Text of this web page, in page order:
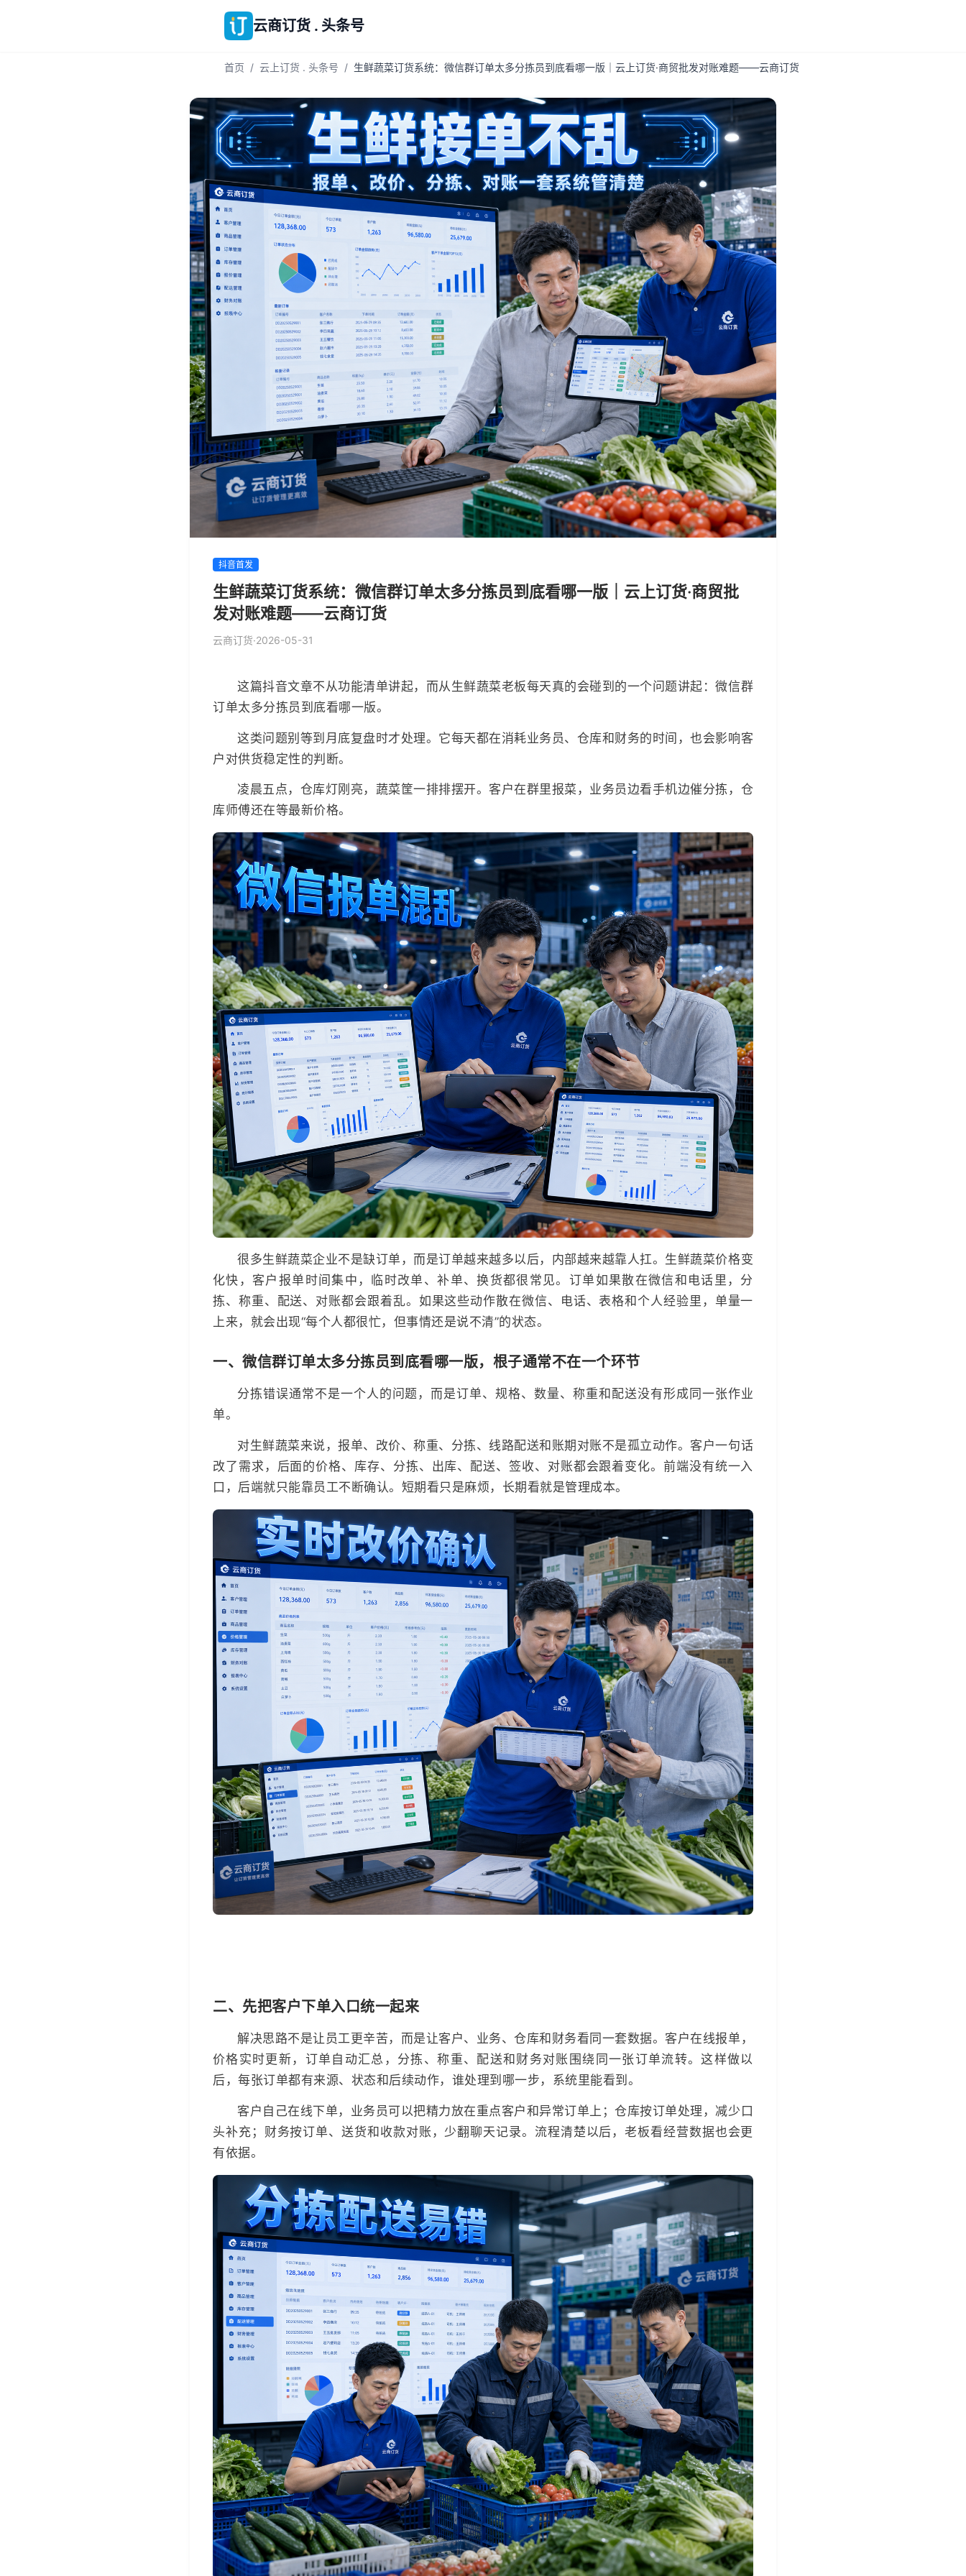
云商订货 . 头条号
首页 / 云上订货 . 头条号 / 生鲜蔬菜订货系统：微信群订单太多分拣员到底看哪一版｜云上订货·商贸批发对账难题——云商订货
抖音首发
生鲜蔬菜订货系统：微信群订单太多分拣员到底看哪一版｜云上订货·商贸批
发对账难题——云商订货
云商订货·2026-05-31
这篇抖音文章不从功能清单讲起，而从生鲜蔬菜老板每天真的会碰到的一个问题讲起：微信群
订单太多分拣员到底看哪一版。
这类问题别等到月底复盘时才处理。它每天都在消耗业务员、仓库和财务的时间，也会影响客
户对供货稳定性的判断。
凌晨五点，仓库灯刚亮，蔬菜筐一排排摆开。客户在群里报菜，业务员边看手机边催分拣，仓
库师傅还在等最新价格。
很多生鲜蔬菜企业不是缺订单，而是订单越来越多以后，内部越来越靠人扛。生鲜蔬菜价格变
化快，客户报单时间集中，临时改单、补单、换货都很常见。订单如果散在微信和电话里，分
拣、称重、配送、对账都会跟着乱。如果这些动作散在微信、电话、表格和个人经验里，单量一
上来，就会出现“每个人都很忙，但事情还是说不清”的状态。
一、微信群订单太多分拣员到底看哪一版，根子通常不在一个环节
分拣错误通常不是一个人的问题，而是订单、规格、数量、称重和配送没有形成同一张作业
单。
对生鲜蔬菜来说，报单、改价、称重、分拣、线路配送和账期对账不是孤立动作。客户一句话
改了需求，后面的价格、库存、分拣、出库、配送、签收、对账都会跟着变化。前端没有统一入
口，后端就只能靠员工不断确认。短期看只是麻烦，长期看就是管理成本。
二、先把客户下单入口统一起来
解决思路不是让员工更辛苦，而是让客户、业务、仓库和财务看同一套数据。客户在线报单，
价格实时更新，订单自动汇总，分拣、称重、配送和财务对账围绕同一张订单流转。这样做以
后，每张订单都有来源、状态和后续动作，谁处理到哪一步，系统里能看到。
客户自己在线下单，业务员可以把精力放在重点客户和异常订单上；仓库按订单处理，减少口
头补充；财务按订单、送货和收款对账，少翻聊天记录。流程清楚以后，老板看经营数据也会更
有依据。